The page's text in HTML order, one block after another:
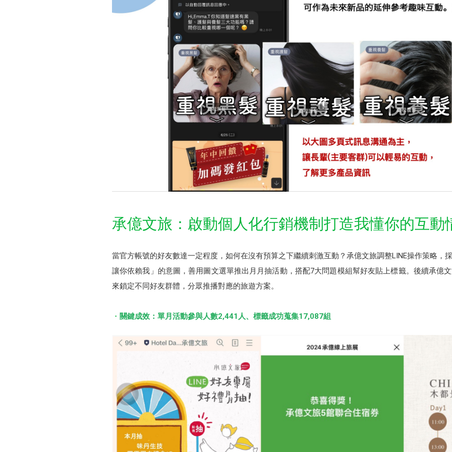
承億文旅：啟動個人化行銷機制打造我懂你的互動
當官方帳號的好友數達一定程度，如何在沒有預算之下繼續刺激互動？承億文旅調整LINE操作策略，
讓你依賴我」的意圖，善用圖文選單推出月月抽活動，搭配7大問題模組幫好友貼上標籤。後續承億
來鎖定不同好友群體，分眾推播對應的旅遊方案。
關鍵成效：單月活動參與人數2,441人、標籤成功蒐集17,087組